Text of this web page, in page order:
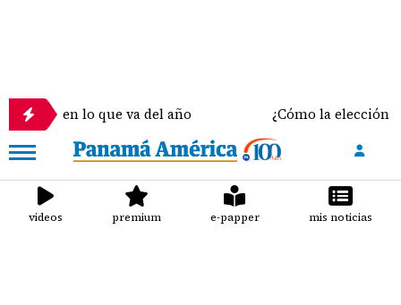
lo que va del año ¿Cómo la elección del
videos premium e-papper mis noticias